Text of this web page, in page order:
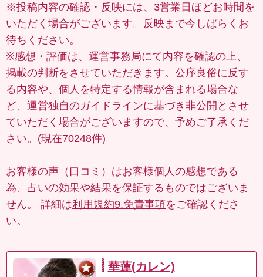
※投稿内容の確認・反映には、3営業日ほどお時間を
いただく場合がございます。反映まで今しばらくお
待ちください。
※感想・評価は、運営事務局にて内容を確認の上、
掲載の判断をさせていただきます。公序良俗に反す
る内容や、個人を特定する情報が含まれる場合な
ど、運営独自のガイドラインに基づき非公開とさせ
ていただく場合がございますので、予めご了承くだ
さい。(現在70248件)
お客様の声（口コミ）はお客様個人の感想である
為、占いの効果や結果を保証するものではございま
せん。 詳細は利用規約9.免責事項をご確認くださ
い。
華蓮(カレン)